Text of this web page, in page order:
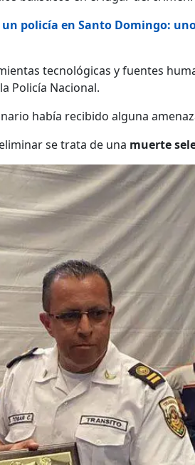
un policía en Santo Domingo:
tecnológicas y fuentes
Policía Nacional.
había recibido alguna
se trata de una muerte